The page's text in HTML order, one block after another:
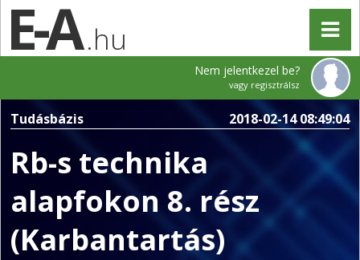
.hu
Nem jelentkezel be?
vagy regisztrálsz
Tudásbázis 2018-02-14 08:49:04
Rb-s technika
alapfokon 8. rész
(Karbantartás)